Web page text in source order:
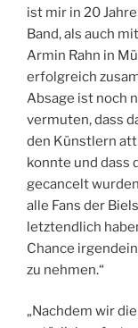
ist mir in 20
Band, als auch
Armin Rahn in
erfolgreich
Absage ist noch
vermuten, dass
den Künstlern
konnte und dass
gecancelt
alle Fans der
letztendlich
Chance
zu nehmen.“
„Nachdem wir